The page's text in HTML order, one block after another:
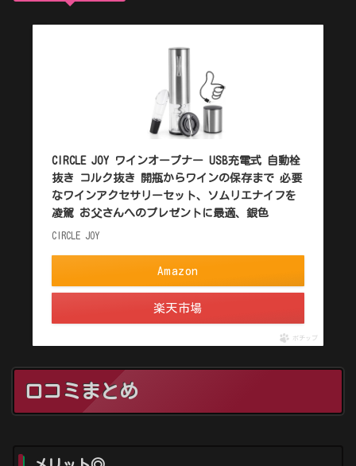
CIRCLE JOY ワインオープナー USB充電式 自動栓
抜き コルク抜き 開瓶からワインの保存まで 必要
なワインアクセサリーセット、ソムリエナイフを
凌駕 お父さんへのプレゼントに最適、銀色
CIRCLE JOY
Amazon
楽天市場
ポチップ
口コミまとめ